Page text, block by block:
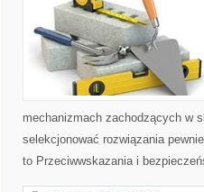
mechanizmach zachodzących w
selekcjonować rozwiązania
to Przeciwwskazania i